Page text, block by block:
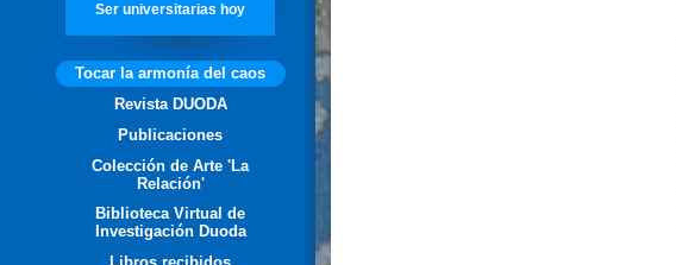
Ser universitarias hoy
Tocar la armonía del caos
Revista DUODA
Publicaciones
Colección de Arte 'La
Relación'
Biblioteca Virtual de
Investigación Duoda